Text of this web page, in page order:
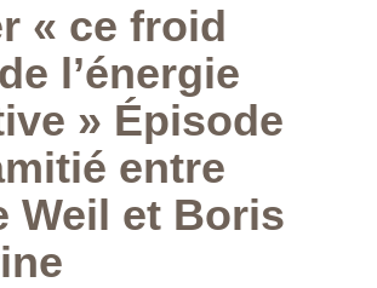
« ce froid
l’énergie
» Épisode
entre
Weil et Boris